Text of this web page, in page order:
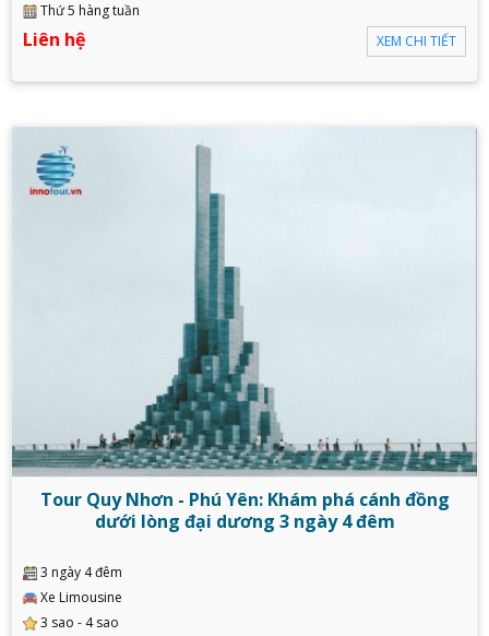
Thứ 5 hàng tuần
Liên hệ XEM CHI TIẾT
Tour Quy Nhơn - Phú Yên: Khám phá cánh đồng
dưới lòng đại dương 3 ngày 4 đêm
3 ngày 4 đêm
Xe Limousine
3 sao - 4 sao